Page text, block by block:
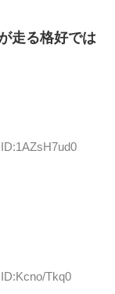
走る格好では
Tkq0